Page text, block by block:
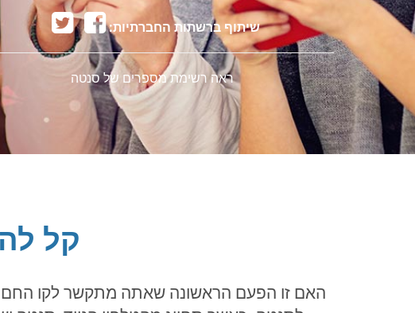
שיתוף ברשתות החברתיות:
ראה רשימת מספרים של סנטה
קל
האם זו הפעם הראשונה שאתה מתקשר לקו החם